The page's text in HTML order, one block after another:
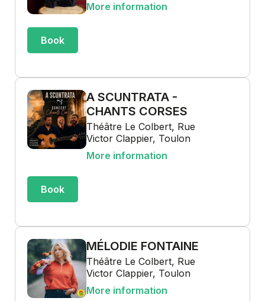
More information
Book
A SCUNTRATA -
CHANTS CORSES
Théâtre Le Colbert, Rue
Victor Clappier, Toulon
More information
Book
MÉLODIE FONTAINE
Théâtre Le Colbert, Rue
Victor Clappier, Toulon
More information